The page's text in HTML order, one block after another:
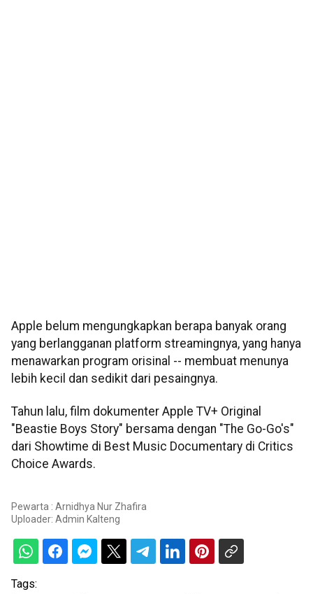
Apple belum mengungkapkan berapa banyak orang
yang berlangganan platform streamingnya, yang hanya
menawarkan program orisinal -- membuat menunya
lebih kecil dan sedikit dari pesaingnya.
Tahun lalu, film dokumenter Apple TV+ Original
"Beastie Boys Story" bersama dengan "The Go-Go's"
dari Showtime di Best Music Documentary di Critics
Choice Awards.
Pewarta : Arnidhya Nur Zhafira
Uploader: Admin Kalteng
Tags: